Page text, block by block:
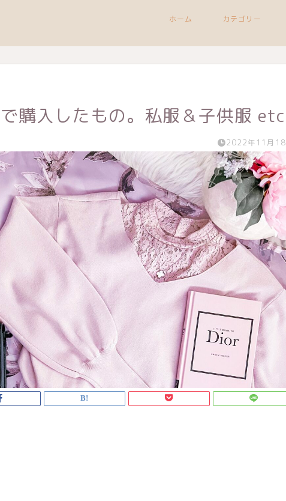
ホーム カテゴリー
購入したもの。私服＆子供服 etc
2022年11月18